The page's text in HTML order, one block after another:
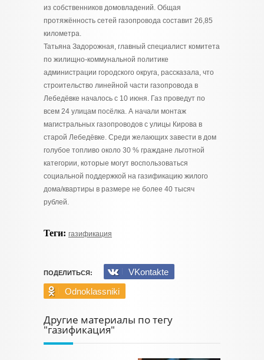
из собственников домовладений. Общая
протяжённость сетей газопровода составит 26,85
километра.
Татьяна Задорожная, главный специалист комитета
по жилищно-коммунальной политике
администрации городского округа, рассказала, что
строительство линейной части газопровода в
Лебедёвке началось с 10 июня. Газ проведут по
всем 24 улицам посёлка. А начали монтаж
магистральных газопроводов с улицы Кирова в
старой Лебедёвке. Среди желающих завести в дом
голубое топливо около 30 % граждане льготной
категории, которые могут воспользоваться
социальной поддержкой на газификацию жилого
дома/квартиры в размере не более 40 тысяч
рублей.
Теги: газификация
ПОДЕЛИТЬСЯ:
VKontakte
Odnoklassniki
Другие материалы по тегу
"газификация"